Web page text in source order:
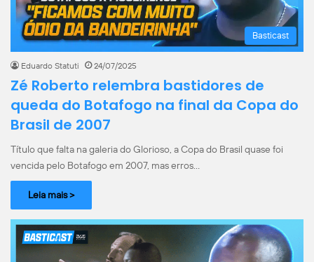
Basticast
Eduardo Statuti 24/07/2025
Zé Roberto relembra bastidores de
queda do Botafogo na final da Copa do
Brasil de 2007
Título que falta na galeria do Glorioso, a Copa do Brasil quase foi
vencida pelo Botafogo em 2007, mas erros…
Leia mais >